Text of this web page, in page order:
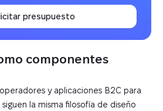
presupuesto
componentes
y aplicaciones B2C para
la misma filosofía de diseño